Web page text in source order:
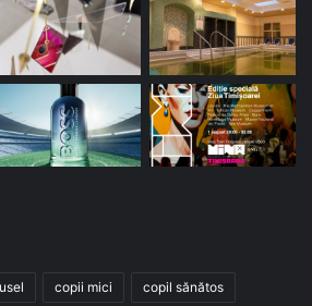
copii mici copil sănătos